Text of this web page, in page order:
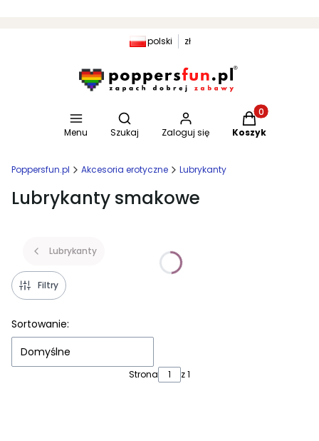
polski zł
Menu
Otwórz wyszukiwarkę
Szukaj Zaloguj się
Produkty w
Koszyk
Poppersfun.pl Akcesoria erotyczne Lubrykanty
Lubrykanty smakowe
Lubrykanty
Filtry
Sortowanie:
Domyślne
Strona z 1